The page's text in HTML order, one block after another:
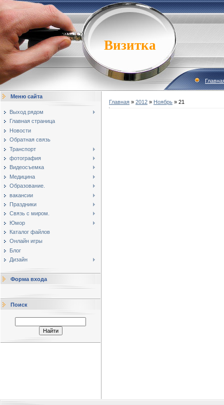
Визитка
Меню сайта
Выход рядом
Главная страница
Новости
Обратная связь
Транспорт
фотография
Видеосъемка
Медицина
Образование.
вакансии
Праздники
Связь с миром.
Юмор
Каталог файлов
Онлайн игры
Блог
Дизайн
Форма входа
Поиск
Главная » 2012 » Ноябрь » 21